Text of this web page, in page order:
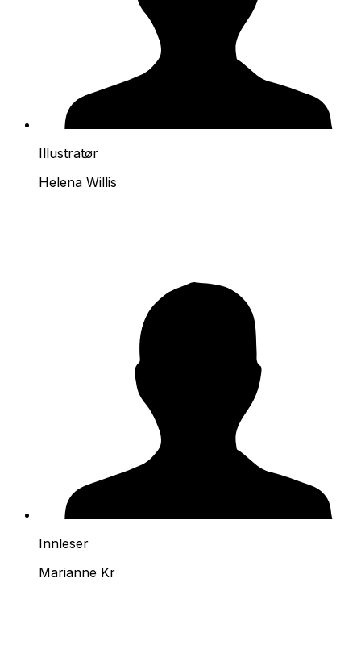
Illustratør
Helena Willis
Innleser
Marianne Kr